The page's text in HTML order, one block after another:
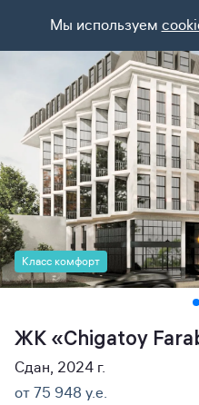
Мы используем
Класс комфорт
ЖК «Chigatoy
Сдан, 2024 г.
от 75 948 y.e.